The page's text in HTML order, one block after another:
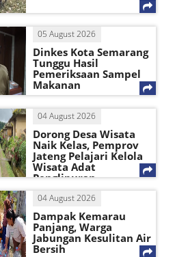
05 August 2026
Dinkes Kota Semarang
Tunggu Hasil
Pemeriksaan Sampel
Makanan
04 August 2026
Dorong Desa Wisata
Naik Kelas, Pemprov
Jateng Pelajari Kelola
Wisata Adat
Penglipuran
04 August 2026
Dampak Kemarau
Panjang, Warga
Jabungan Kesulitan Air
Bersih